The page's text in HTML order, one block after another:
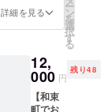
以上の
は、複
数回に
行いま
ル便送
冷凍保
存1か月
くす、
贅沢か
つお得
ンです
・超濃
厚茶農
家別抹
詳細を見る ー
ン
を
選
択
す
る
12,
000 円
残り48
【和束
町でお